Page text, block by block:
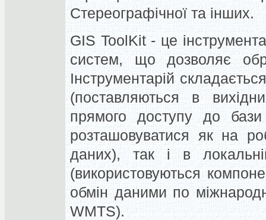
Стереографічної та інших.
GIS ToolKit - це
систем, що дозволяє
Інструментарій
(поставляються в
прямого доступу до
розташовуватися як на
даних), так і в
(використовуються
обмін даними по
WMTS).